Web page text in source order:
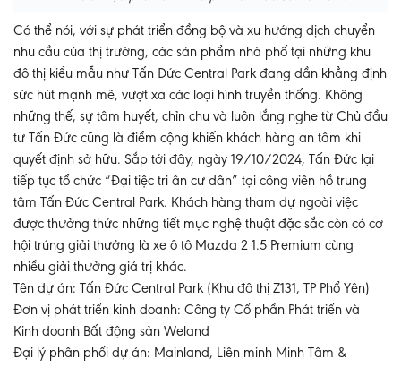
Có thể nói, với sự phát triển đồng bộ và xu hướng dịch chuyển
nhu cầu của thị trường, các sản phẩm nhà phố tại những khu
đô thị kiểu mẫu như Tấn Đức Central Park đang dần khẳng định
sức hút mạnh mẽ, vượt xa các loại hình truyền thống. Không
những thế, sự tâm huyết, chỉn chu và luôn lắng nghe từ Chủ đầu
tư Tấn Đức cũng là điểm cộng khiến khách hàng an tâm khi
quyết định sở hữu. Sắp tới đây, ngày 19/10/2024, Tấn Đức lại
tiếp tục tổ chức “Đại tiệc tri ân cư dân” tại công viên hồ trung
tâm Tấn Đức Central Park. Khách hàng tham dự ngoài việc
được thưởng thức những tiết mục nghệ thuật đặc sắc còn có cơ
hội trúng giải thưởng là xe ô tô Mazda 2 1.5 Premium cùng
nhiều giải thưởng giá trị khác.
Tên dự án: Tấn Đức Central Park (Khu đô thị Z131, TP Phổ Yên)
Đơn vị phát triển kinh doanh: Công ty Cổ phần Phát triển và
Kinh doanh Bất động sản Weland
Đại lý phân phối dự án: Mainland, Liên minh Minh Tâm &